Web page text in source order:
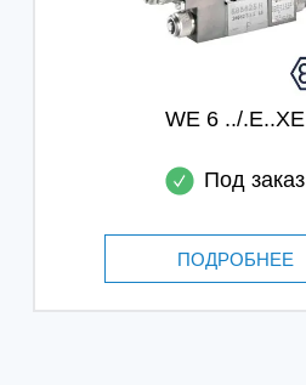
WE 6 ../.E..XE
Под заказ
ПОДРОБНЕЕ